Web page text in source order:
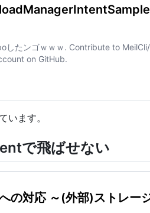
したンゴｗｗｗ. Contribute to
on GitHub.
リポジトリ名と
います。
で飛ばせない
の対応 ～(外部)ストレー